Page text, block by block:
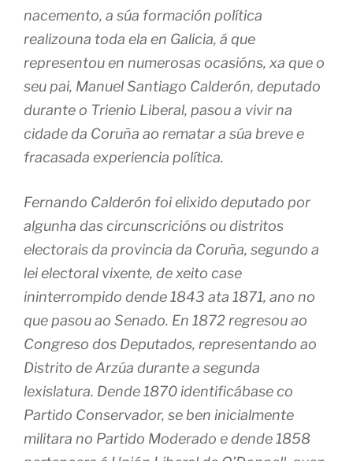
nacemento, a súa formación política
realizouna toda ela en Galicia, á que
representou en numerosas ocasións, xa que o
seu pai, Manuel Santiago Calderón, deputado
durante o Trienio Liberal, pasou a vivir na
cidade da Coruña ao rematar a súa breve e
fracasada experiencia política.
Fernando Calderón foi elixido deputado por
algunha das circunscricións ou distritos
electorais da provincia da Coruña, segundo a
lei electoral vixente, de xeito case
ininterrompido dende 1843 ata 1871, ano no
que pasou ao Senado. En 1872 regresou ao
Congreso dos Deputados, representando ao
Distrito de Arzúa durante a segunda
lexislatura. Dende 1870 identificábase co
Partido Conservador, se ben inicialmente
militara no Partido Moderado e dende 1858